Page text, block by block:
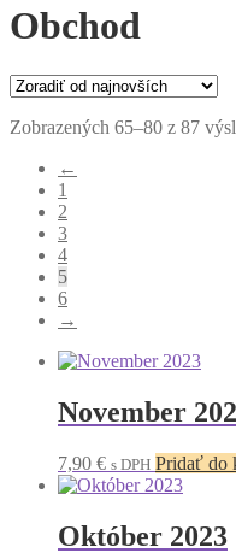
Obchod
Zobrazených 65–80 z 87
←
1
2
3
4
5
6
→
November
7,90 € s DPH Pridať do
Október 2023